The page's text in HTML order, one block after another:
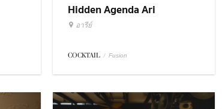
Hidden Agenda Ari
อารีย์
COCKTAIL / Fusion